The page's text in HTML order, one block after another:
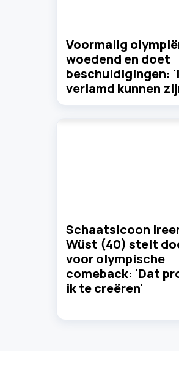
Voormalig
woedend en doet
beschuldigingen:
verlamd kunnen
Schaatsicoon
Wüst (40) stelt
voor olympische
comeback: 'Dat
ik te creëren'